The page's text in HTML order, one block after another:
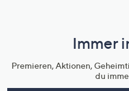
Immer
Premieren, Aktionen,
du